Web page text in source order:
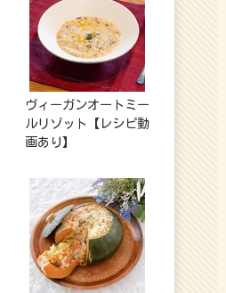
ヴィーガンオートミー
ルリゾット【レシピ動
画あり】